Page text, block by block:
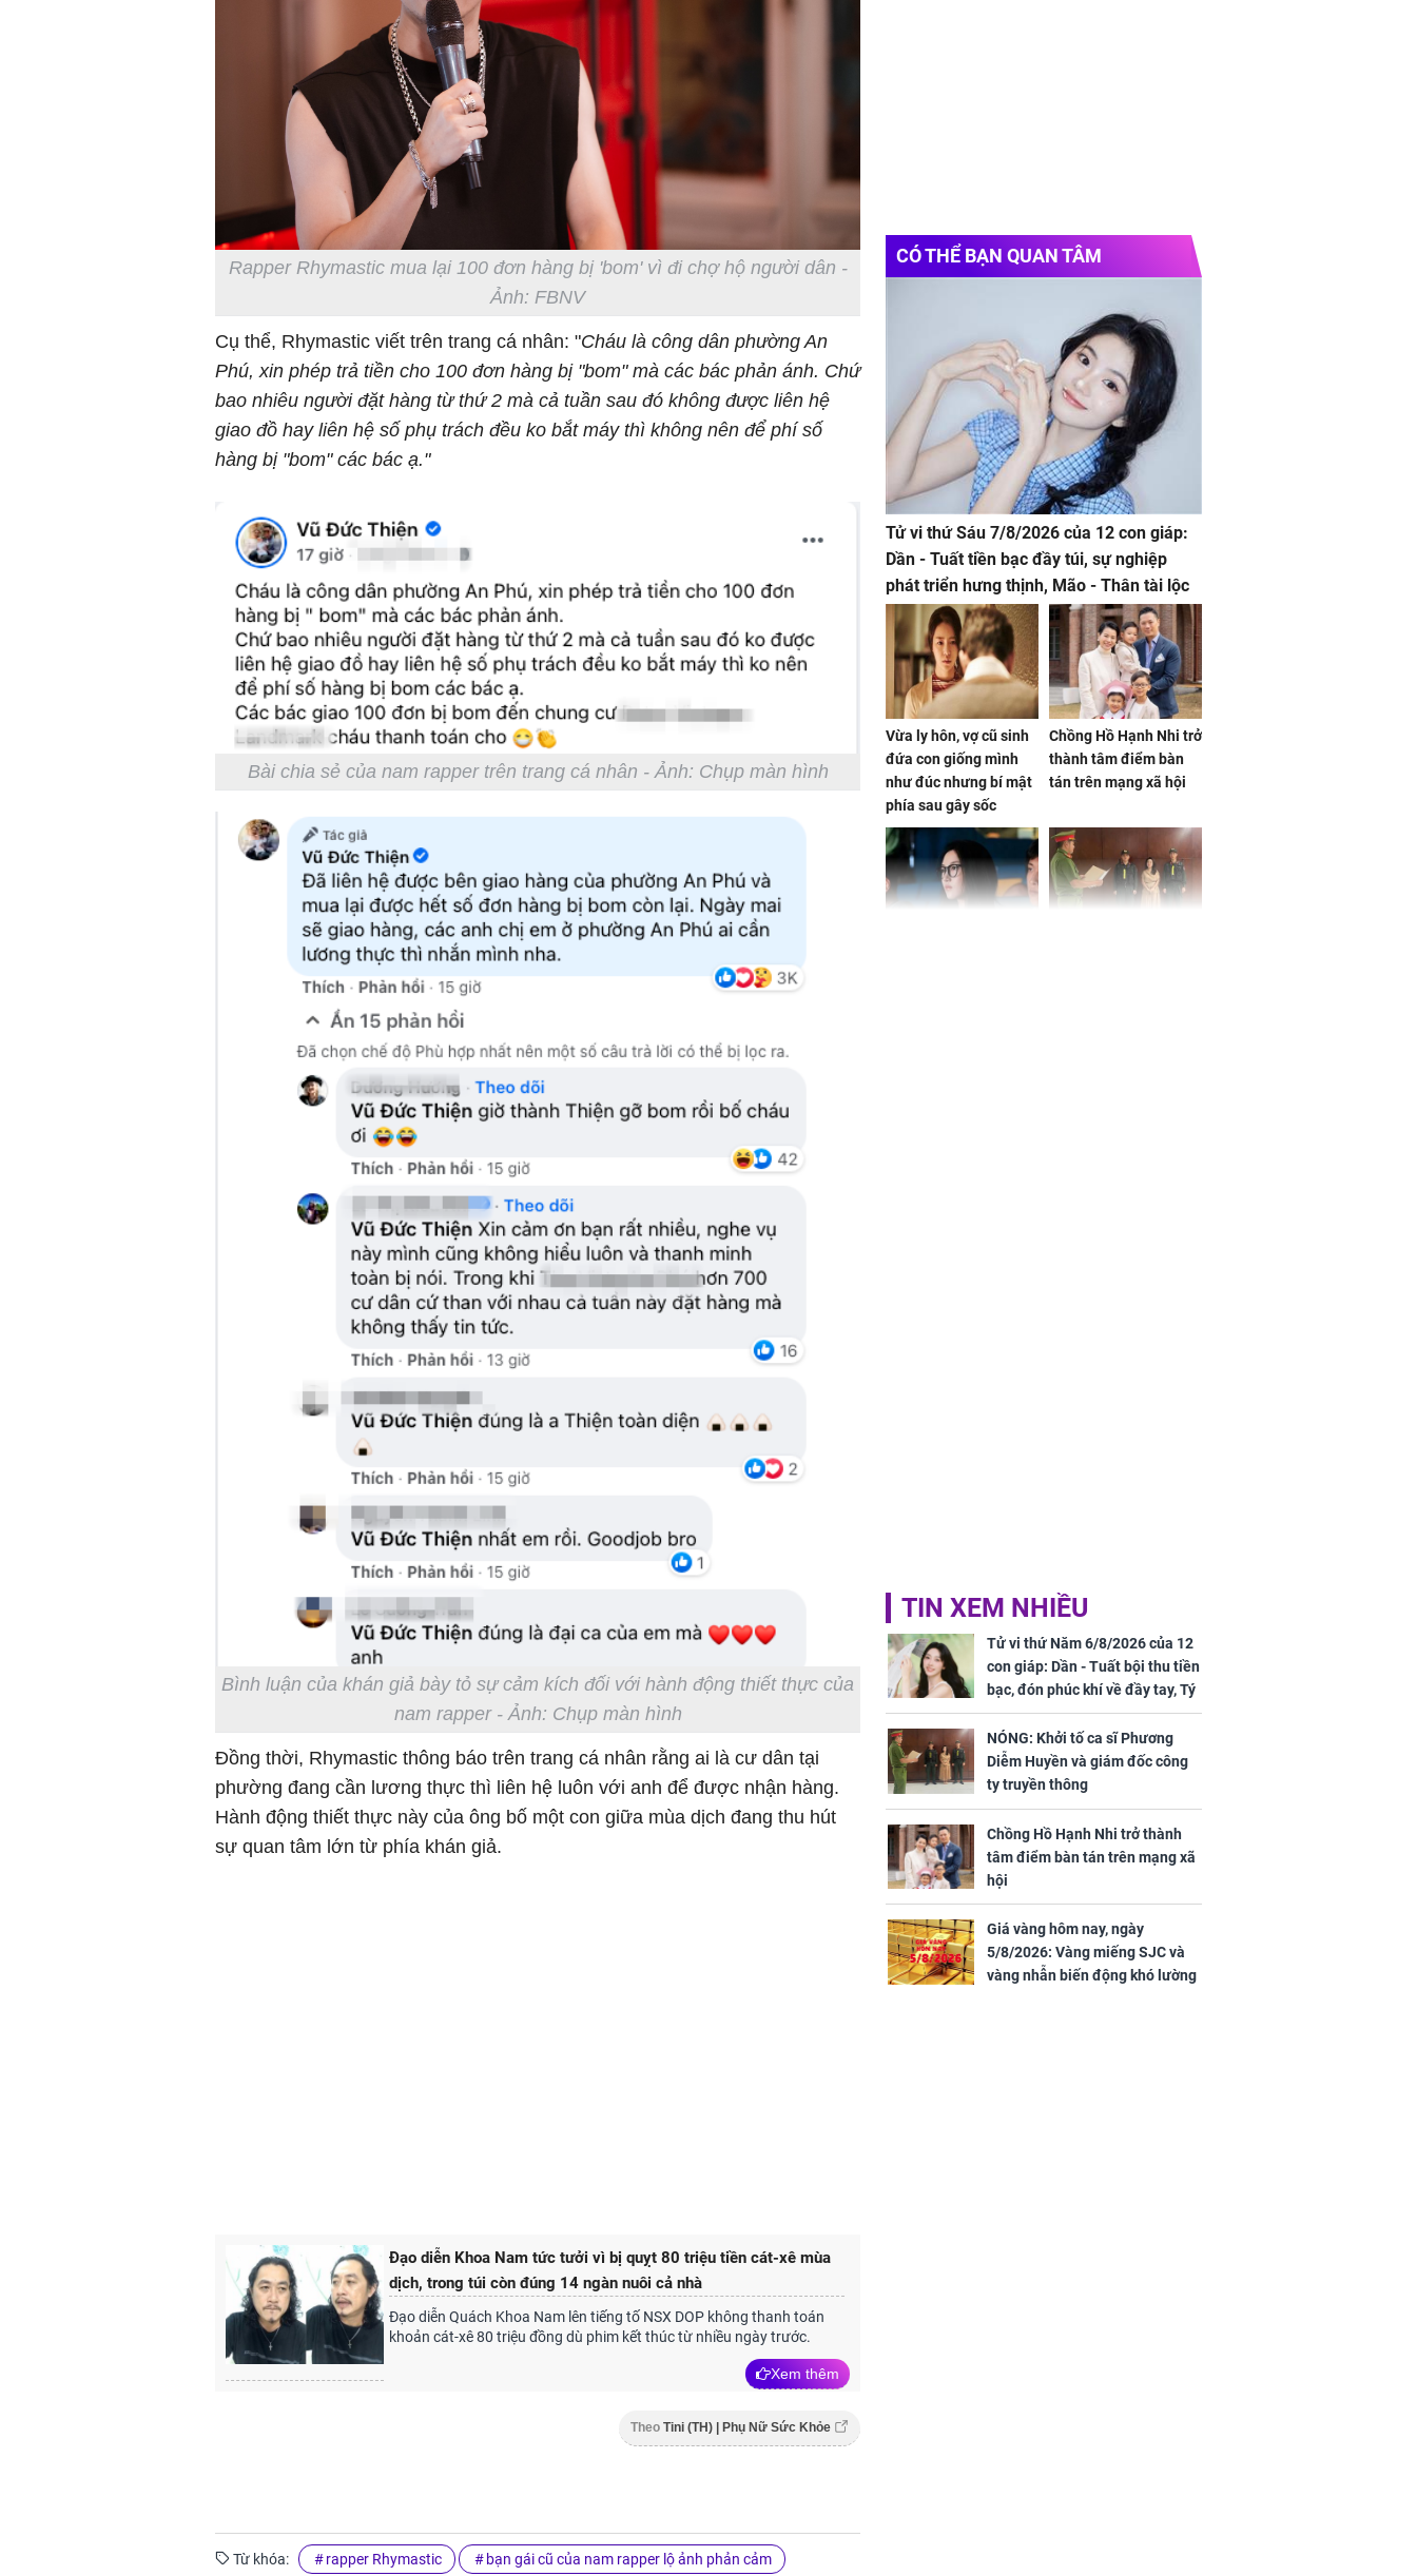
Rapper Rhymastic mua lại 100 đơn hàng bị 'bom' vì đi chợ hộ người dân -
Ảnh: FBNV
Cụ thể, Rhymastic viết trên trang cá nhân: "Cháu là công dân phường An
Phú, xin phép trả tiền cho 100 đơn hàng bị "bom" mà các bác phản ánh. Chứ
bao nhiêu người đặt hàng từ thứ 2 mà cả tuần sau đó không được liên hệ
giao đồ hay liên hệ số phụ trách đều ko bắt máy thì không nên để phí số
hàng bị "bom" các bác ạ."
Bài chia sẻ của nam rapper trên trang cá nhân - Ảnh: Chụp màn hình
Bình luận của khán giả bày tỏ sự cảm kích đối với hành động thiết thực của
nam rapper - Ảnh: Chụp màn hình
Đồng thời, Rhymastic thông báo trên trang cá nhân rằng ai là cư dân tại
phường đang cần lương thực thì liên hệ luôn với anh để được nhận hàng.
Hành động thiết thực này của ông bố một con giữa mùa dịch đang thu hút
sự quan tâm lớn từ phía khán giả.
Đạo diễn Khoa Nam tức tưởi vì bị quỵt 80 triệu tiền cát-xê mùa
dịch, trong túi còn đúng 14 ngàn nuôi cả nhà
Đạo diễn Quách Khoa Nam lên tiếng tố NSX DOP không thanh toán
khoản cát-xê 80 triệu đồng dù phim kết thúc từ nhiều ngày trước.
Xem thêm
Theo Tini (TH) | Phụ Nữ Sức Khỏe
Từ khóa: rapper Rhymastic bạn gái cũ của nam rapper lộ ảnh phản cảm
CÓ THỂ BẠN QUAN TÂM
Tử vi thứ Sáu 7/8/2026 của 12 con giáp:
Dần - Tuất tiền bạc đầy túi, sự nghiệp
phát triển hưng thịnh, Mão - Thân tài lộc
ảm đạm, mọi sự khó thành công mỹ mãn
Vừa ly hôn, vợ cũ sinh
đứa con giống mình
như đúc nhưng bí mật
phía sau gây sốc
Chồng Hồ Hạnh Nhi trở
thành tâm điểm bàn
tán trên mạng xã hội
TIN XEM NHIỀU
Tử vi thứ Năm 6/8/2026 của 12
con giáp: Dần - Tuất bội thu tiền
bạc, đón phúc khí về đầy tay, Tý
- Mão công việc khó khăn, tiền
bạc đội nón ra đi
NÓNG: Khởi tố ca sĩ Phương
Diễm Huyền và giám đốc công
ty truyền thông
Chồng Hồ Hạnh Nhi trở thành
tâm điểm bàn tán trên mạng xã
hội
Giá vàng hôm nay, ngày
5/8/2026: Vàng miếng SJC và
vàng nhẫn biến động khó lường